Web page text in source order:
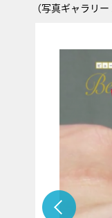
（写真ギャラリー